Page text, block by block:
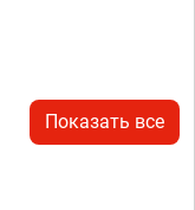
Показать все